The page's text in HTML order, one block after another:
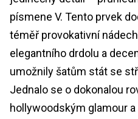
písmene V. Tento prvek
téměř provokativní
elegantního drdolu a
umožnily šatům stát se
Jednalo se o dokonalou
hollywoodským glamour